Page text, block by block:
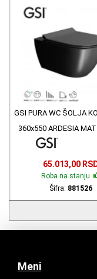
GSI PURA WC ŠOLJA
360x550 ARDESIA
65.013,00
Roba na stanju
Šifra: 881526
Meni